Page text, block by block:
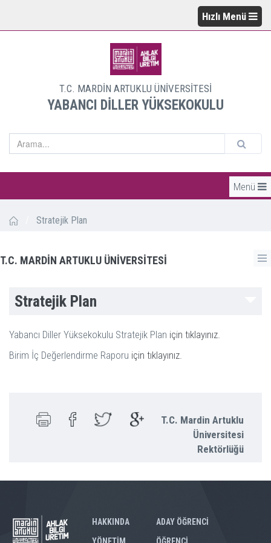
Hızlı Menü
T.C. MARDİN ARTUKLU ÜNİVERSİTESİ
YABANCI DİLLER YÜKSEKOKULU
Menü
Stratejik Plan
T.C. MARDİN ARTUKLU ÜNİVERSİTESİ
Stratejik Plan
Yabancı Diller Yüksekokulu Stratejik Plan için tıklayınız.
Birim İç Değerlendirme Raporu için tıklayınız.
T.C. Mardin Artuklu
Üniversitesi
Rektörlüğü
HAKKINDA
ADAY ÖĞRENCİ